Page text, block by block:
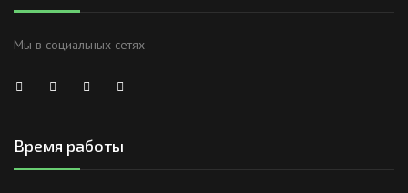
Мы в социальных сетях
Время работы